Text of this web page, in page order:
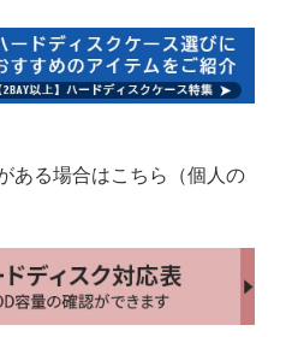
ある場合はこちら（個人の